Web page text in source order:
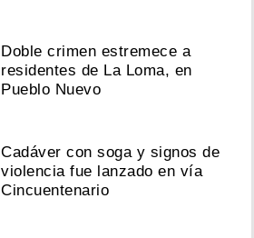
Doble crimen estremece a
residentes de La Loma, en
Pueblo Nuevo
Cadáver con soga y signos de
violencia fue lanzado en vía
Cincuentenario